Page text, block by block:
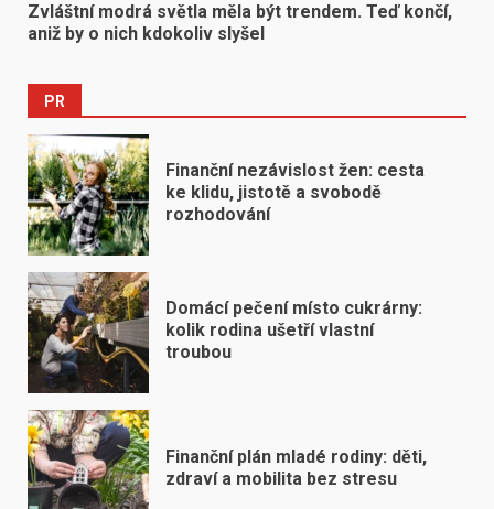
Zvláštní modrá světla měla být trendem. Teď končí,
aniž by o nich kdokoliv slyšel
PR
Finanční nezávislost žen: cesta
ke klidu, jistotě a svobodě
rozhodování
Domácí pečení místo cukrárny:
kolik rodina ušetří vlastní
troubou
Finanční plán mladé rodiny: děti,
zdraví a mobilita bez stresu